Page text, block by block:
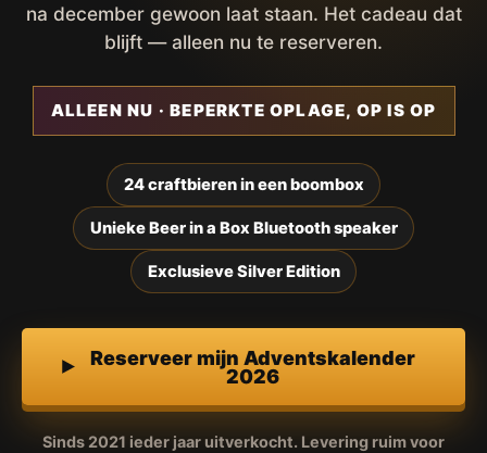
na december gewoon laat staan. Het cadeau dat
blijft — alleen nu te reserveren.
ALLEEN NU · BEPERKTE OPLAGE, OP IS OP
24 craftbieren in een boombox
Unieke Beer in a Box Bluetooth speaker
Exclusieve Silver Edition
Reserveer mijn Adventskalender
2026
Sinds 2021 ieder jaar uitverkocht. Levering ruim voor